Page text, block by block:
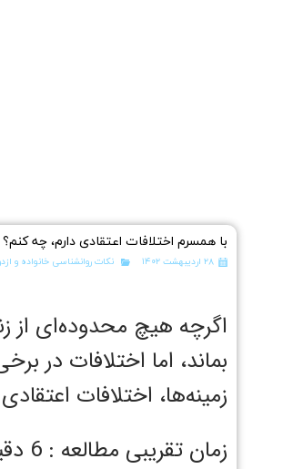
با همسرم اختلافات اعتقادی دارم، چه کنم؟
۲۸ اردیبهشت ۱۴۰۲ نکات روانشناسی خانواده و
اگرچه هیچ محدوده‌ای از
بماند، اما اختلافات در
زمینه‌ها، اختلافات
زمان تقریبی مطالعه : 6 دقیقه